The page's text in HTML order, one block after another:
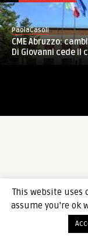
PaolaCasoli
CME Abruzzo:
Di Giovanni cede il
This website uses
assume you're ok